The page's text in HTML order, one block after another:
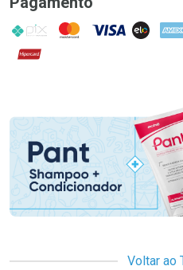
PIX MasterCard
VISA ELO
Hipercard
Promoção em
Voltar ao